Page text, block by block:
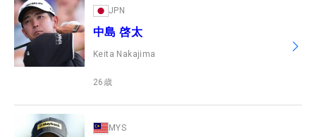
JPN
中島 啓太
Keita Nakajima
26 歳
MYS